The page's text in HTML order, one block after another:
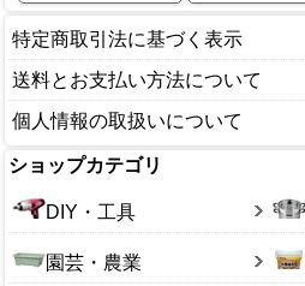
特定商取引法に基づく表示
送料とお支払い方法について
個人情報の取扱いについて
ショップカテゴリ
DIY・工具
園芸・農業